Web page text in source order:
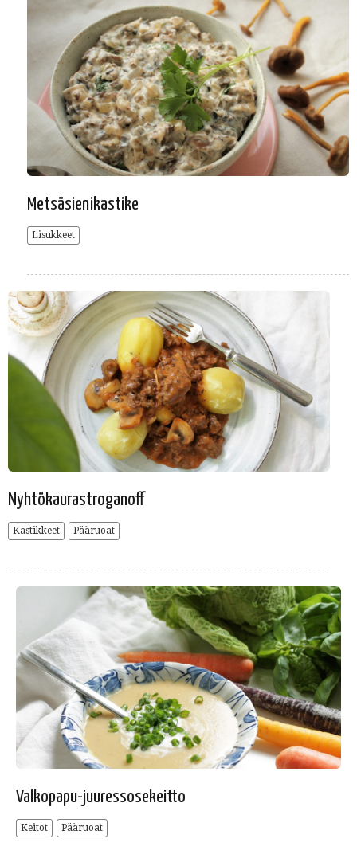
Metsäsienikastike
Lisukkeet
Nyhtökaurastroganoff
Kastikkeet Pääruoat
Valkopapu-juuressosekeitto
Keitot Pääruoat